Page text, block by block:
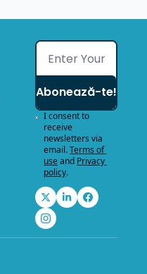
Abonează-te!
I consent to
receive
newsletters via
email.Terms of
useand Privacy
policy.